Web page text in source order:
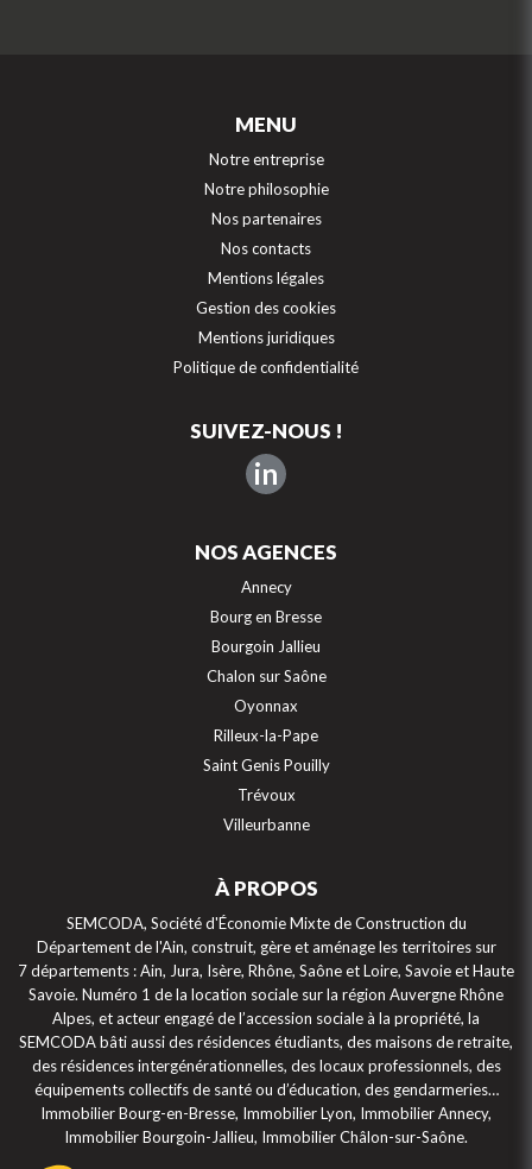
MENU
Notre entreprise
Notre philosophie
Nos partenaires
Nos contacts
Mentions légales
Gestion des cookies
Mentions juridiques
Politique de confidentialité
SUIVEZ-NOUS !
in
NOS AGENCES
Annecy
Bourg en Bresse
Bourgoin Jallieu
Chalon sur Saône
Oyonnax
Rilleux-la-Pape
Saint Genis Pouilly
Trévoux
Villeurbanne
À PROPOS
SEMCODA, Société d'Économie Mixte de Construction du
Département de l'Ain, construit, gère et aménage les territoires sur
7 départements : Ain, Jura, Isère, Rhône, Saône et Loire, Savoie et Haute
Savoie. Numéro 1 de la location sociale sur la région Auvergne Rhône
Alpes, et acteur engagé de l’accession sociale à la propriété, la
SEMCODA bâti aussi des résidences étudiants, des maisons de retraite,
des résidences intergénérationnelles, des locaux professionnels, des
équipements collectifs de santé ou d’éducation, des gendarmeries…
Immobilier Bourg-en-Bresse, Immobilier Lyon, Immobilier Annecy,
Immobilier Bourgoin-Jallieu, Immobilier Châlon-sur-Saône.